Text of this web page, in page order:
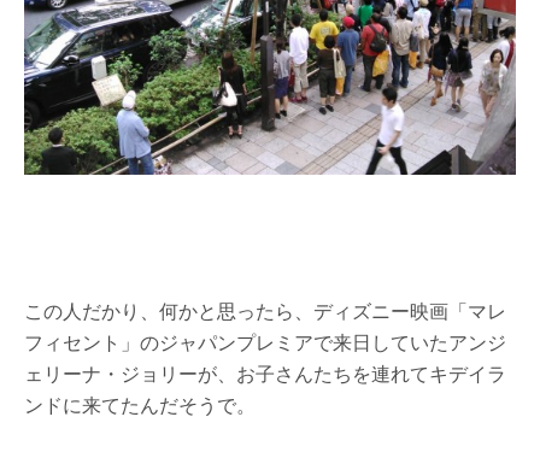
この人だかり、何かと思ったら、ディズニー映画「マレ
フィセント」のジャパンプレミアで来日していたアンジ
ェリーナ・ジョリーが、お子さんたちを連れてキデイラ
ンドに来てたんだそうで。